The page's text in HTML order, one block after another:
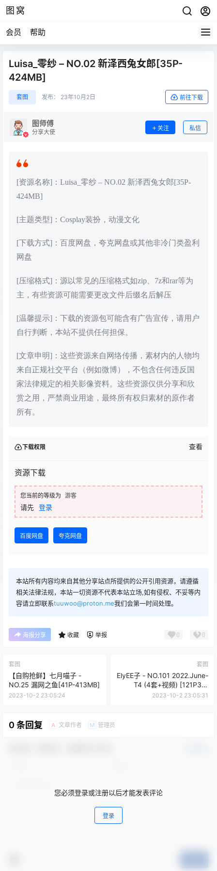
图窝
会员 帮助
Luisa_零纱 – NO.02 新泽西兔女郎[35P-
424MB]
套图 发布： 23年10月2日 前往下载
图师傅
分享大使
关注 私信
[资源名称]：Luisa_零纱 – NO.02 新泽西兔女郎[35P-
424MB]
[主题类型]：Cosplay装扮，动漫文化
[下载方式]：百度网盘，夸克网盘或其他非冷门类盈利
网盘
[压缩格式]：源以常见的压缩格式如zip、7z和rar等为
主，有些资源可能需要更改文件后缀名后解压
[温馨提示]：下载的资源包可能含有广告宣传，请用户
自行判断，本站不提供任何担保。
[文章申明]：这些资源来自网络传播，素材内的人物均
来自正规社交平台（例如微博），不包含任何违反国
家法律规定的相关影像资料。这些资源仅供分享和欣
赏之用，严禁商业用途，最终所有权归素材的原作者
所有。
下载权限 查看
资源下载
您当前的等级为 游客
请先 登录
百度网盘 夸克网盘
本站所有内容均来自其他分享站点所提供的公开引用资源，请遵循
相关法律法规，本站一切资源不代表本站立场,如有侵权、不妥等内
容请立即联系tuuwoo@proton.me我们会第一时间处理。
海报分享 收藏 举报 0 0
套图
【自购抢鲜】七月喵子 -
NO.25 漏网之鱼[41P-413MB]
2023-10-2 23:05:24
套图
ElyEE子 - NO.101 2022.June-
T4 (4套+视频) [121P3V-
303MB]
2023-10-2 23:05:31
0 条回复 A 文章作者 M 管理员
您必须登录或注册以后才能发表评论
登录